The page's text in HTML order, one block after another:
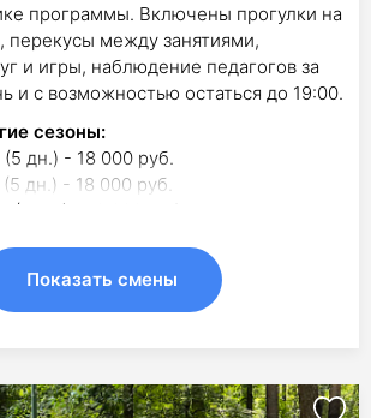
программы. Включены прогулки на
перекусы между занятиями,
и игры, наблюдение педагогов за
и с возможностью остаться до 19:00.
сезоны:
(5 дн.) - 18 000 руб.
(5 дн.) - 18 000 руб.
(5 дн.) - 10 000 руб.
Показать смены